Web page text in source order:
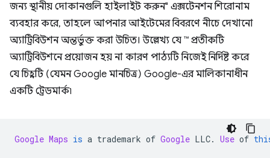
জন্য স্থানীয় দোকানগুলি হাইলাইট করুন" এক্সটেনশন শিরোনাম
ব্যবহার করে, তাহলে আপনার আইটেমের বিবরণে নীচে দেখানো
অ্যাট্রিবিউশন অন্তর্ভুক্ত করা উচিত। উল্লেখ্য যে ™ প্রতীকটি
অ্যাট্রিবিউশনে প্রয়োজন হয় না কারণ পাঠ্যটি নিজেই নির্দিষ্ট করে
যে চিহ্নটি (যেমন Google মানচিত্র) Google-এর মালিকানাধীন
একটি ট্রেডমার্ক৷
Google Maps is a trademark of Google LLC. Use of